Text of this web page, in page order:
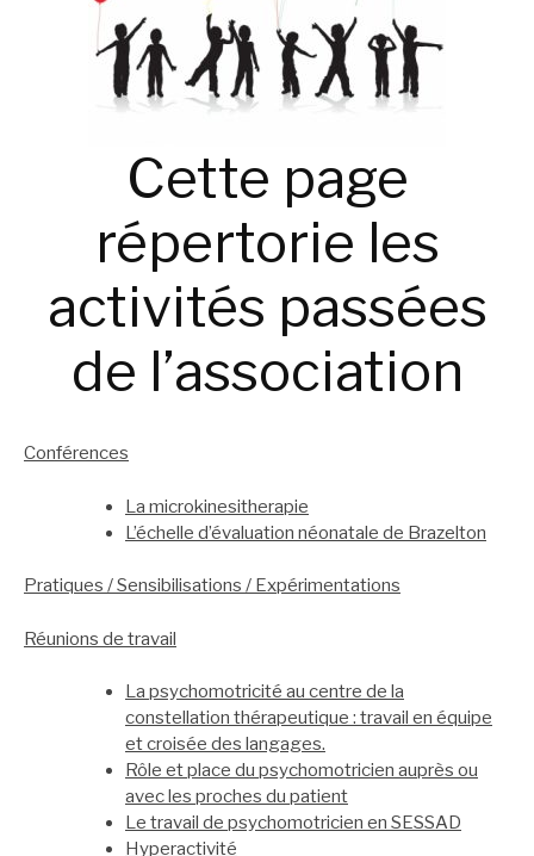
Cette page
répertorie les
activités passées
de l’association
Conférences
La microkinesitherapie
L’échelle d’évaluation néonatale de Brazelton
Pratiques / Sensibilisations / Expérimentations
Réunions de travail
La psychomotricité au centre de la
constellation thérapeutique : travail en équipe
et croisée des langages.
Rôle et place du psychomotricien auprès ou
avec les proches du patient
Le travail de psychomotricien en SESSAD
Hyperactivité